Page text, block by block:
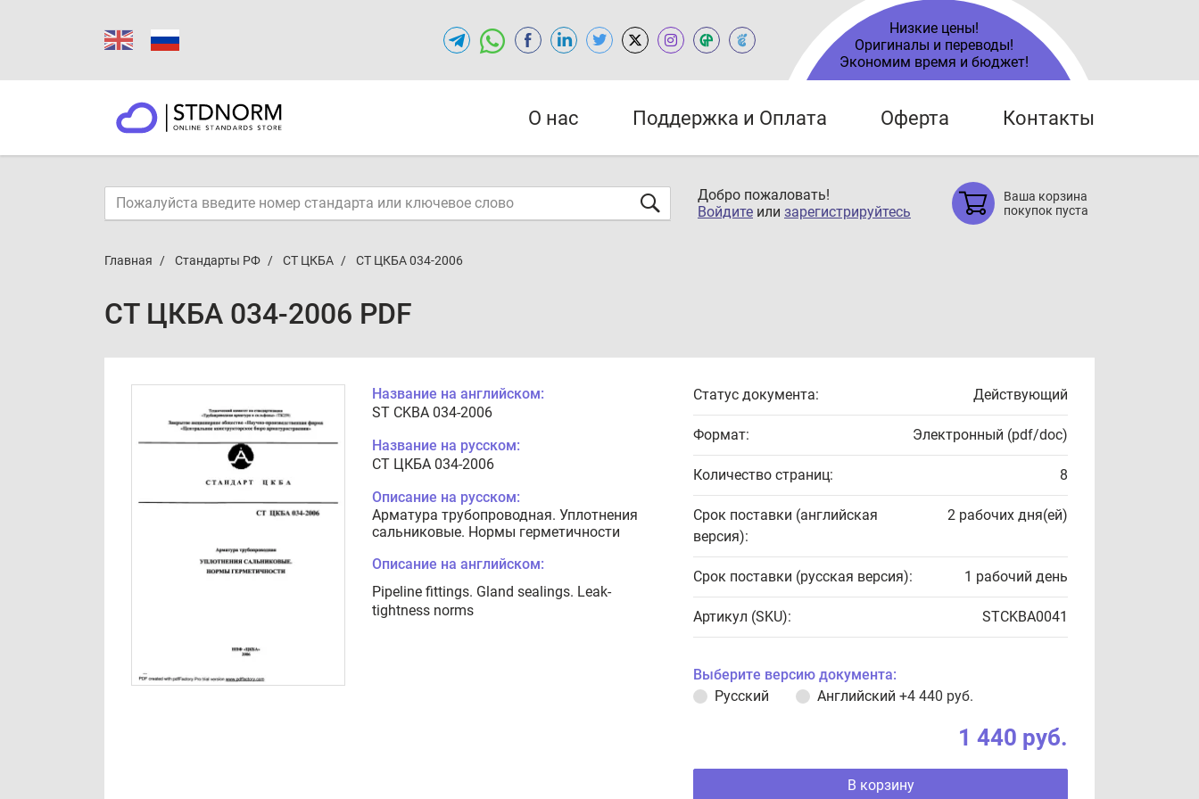
Низкие цены!
Оригиналы и переводы!
Экономим время и бюджет!
О нас Поддержка и Оплата Оферта Контакты
Добро пожаловать!
Войдите или зарегистрируйтесь
Ваша корзина
покупок пуста
Главная Стандарты РФ СТ ЦКБА СТ ЦКБА 034-2006
СТ ЦКБА 034-2006 PDF
Название на английском:
ST CKBA 034-2006
Название на русском:
СТ ЦКБА 034-2006
Описание на русском:
Арматура трубопроводная. Уплотнения
сальниковые. Нормы герметичности
Описание на английском:
Pipeline fittings. Gland sealings. Leak-
tightness norms
Статус документа: Действующий
Формат: Электронный (pdf/doc)
Количество страниц: 8
Срок поставки (английская
версия):
2 рабочих дня(ей)
Срок поставки (русская версия): 1 рабочий день
Артикул (SKU): STCKBA0041
Выберите версию документа:
Русский
Английский +4 440 руб.
1 440 руб.
В корзину